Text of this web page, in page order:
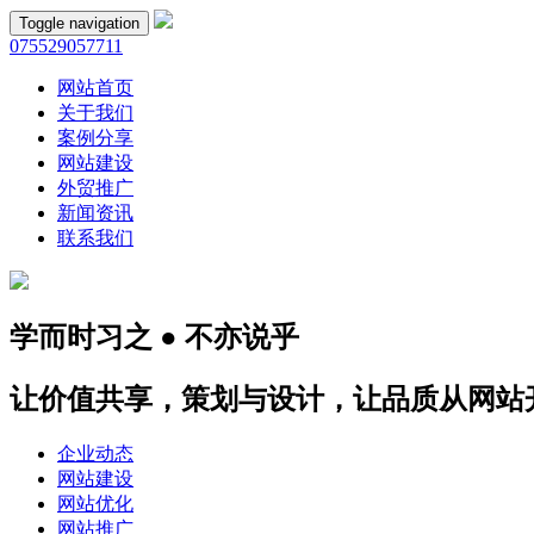
Toggle navigation
075529057711
网站首页
关于我们
案例分享
网站建设
外贸推广
新闻资讯
联系我们
学而时习之 ● 不亦说乎
让价值共享，策划与设计，让品质从网站
企业动态
网站建设
网站优化
网站推广